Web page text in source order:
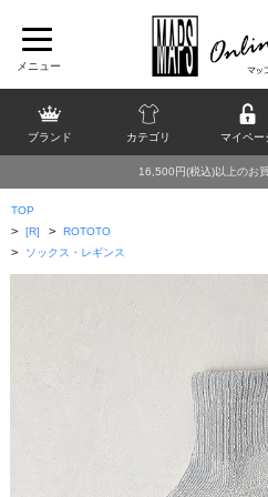
ブランド カテゴリ マイペー
16,500円(税込)以上のお
TOP
> [R] > ROTOTO
> ソックス・レギンス